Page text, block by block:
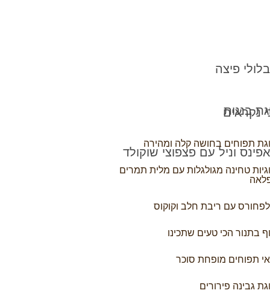
פיצה
בננות
וניל עם פצפוצי שוקולד
נקראים
תפוחים בחושה קלה ומהירה
טחינה מגולגלות עם מלית תמרים
עם ריבת חלב וקוקוס
בתנור הכי טעים שתכינו
תפוחים מופחת סוכר
גבינה פירורים